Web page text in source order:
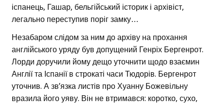
іспанець, Гашар, бельгійський історик і архівіст,
легально переступив поріг замку…
Незабаром слідом за ним до архіву на прохання
англійського уряду був допущений Генріх Бергенрот.
Лорди доручили йому дещо уточнити щодо взаємин
Англії та Іспанії в строкаті часи Тюдорів. Бергенрот
уточнив. А зв’язка листів про Хуанну Божевільну
вразила його уяву. Він не втримався: коротко, сухо,